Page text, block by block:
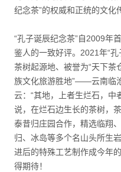
纪念茶”的权威和正统的文化
“孔子诞辰纪念茶”自2009年
鉴人的一致好评。2021年“
茶树起源地、被誉为“天下茶
族文化旅游胜地”——云南临
云：“其地，上者生烂石，中
说，在烂石边生长的茶树，
泰昔归庄园合作，精选临翔
归、冰岛等多个名山头所生
进后的特殊工艺制作成今年
得期待！